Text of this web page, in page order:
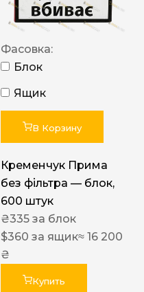
Фасовка:
Блок
Ящик
В Корзину
Кременчук Прима
без фільтра — блок,
600 штук
₴335 за блок
$360 за ящик≈ 16 200
₴
Купить